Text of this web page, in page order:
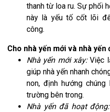
thanh từ loa ru. Sự phối
này là yếu tố cốt lõi
công.
Cho nhà yến mới và nhà
Nhà yến mới xây:Việc
giúp nhà yến nhanh
non, định hướng
trường bên trong.
Nhà yến đã hoạt động: